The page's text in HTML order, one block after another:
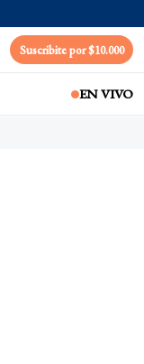
Suscribite por $10.000
EN VIVO